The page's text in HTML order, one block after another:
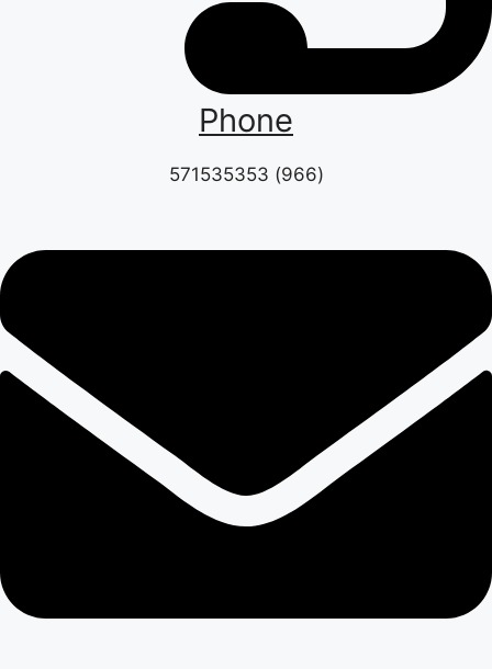
Phone
(966) 571535353